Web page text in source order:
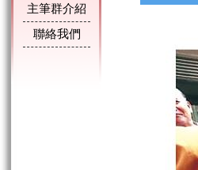
主筆群介紹
聯絡我們